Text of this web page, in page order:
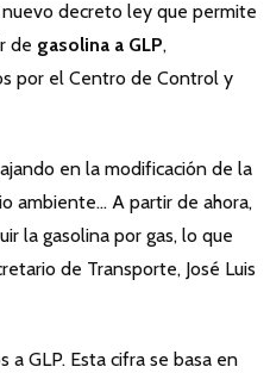
decreto ley que permite
de gasolina a GLP,
por el Centro de Control y
en la modificación de la
ambiente… A partir de ahora,
la gasolina por gas, lo que
de Transporte, José Luis
GLP. Esta cifra se basa en